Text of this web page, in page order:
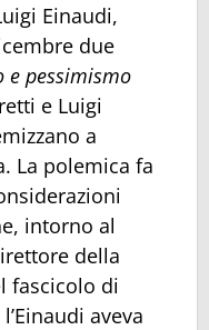
Einaudi,
due
e pessimismo
e Luigi
a
La polemica fa
intorno al
della
fascicolo di
aveva